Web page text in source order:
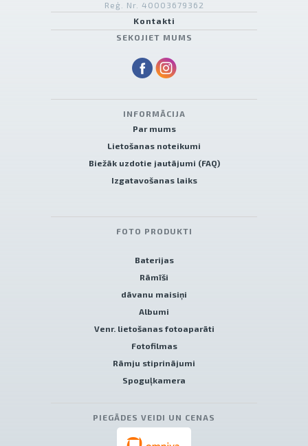
Reģ. Nr. 40003679362
Kontakti
SEKOJIET MUMS
INFORMĀCIJA
Par mums
Lietošanas noteikumi
Biežāk uzdotie jautājumi (FAQ)
Izgatavošanas laiks
FOTO PRODUKTI
Baterijas
Rāmīši
dāvanu maisiņi
Albumi
Venr. lietošanas fotoaparāti
Fotofilmas
Rāmju stiprinājumi
Spoguļkamera
PIEGĀDES VEIDI UN CENAS